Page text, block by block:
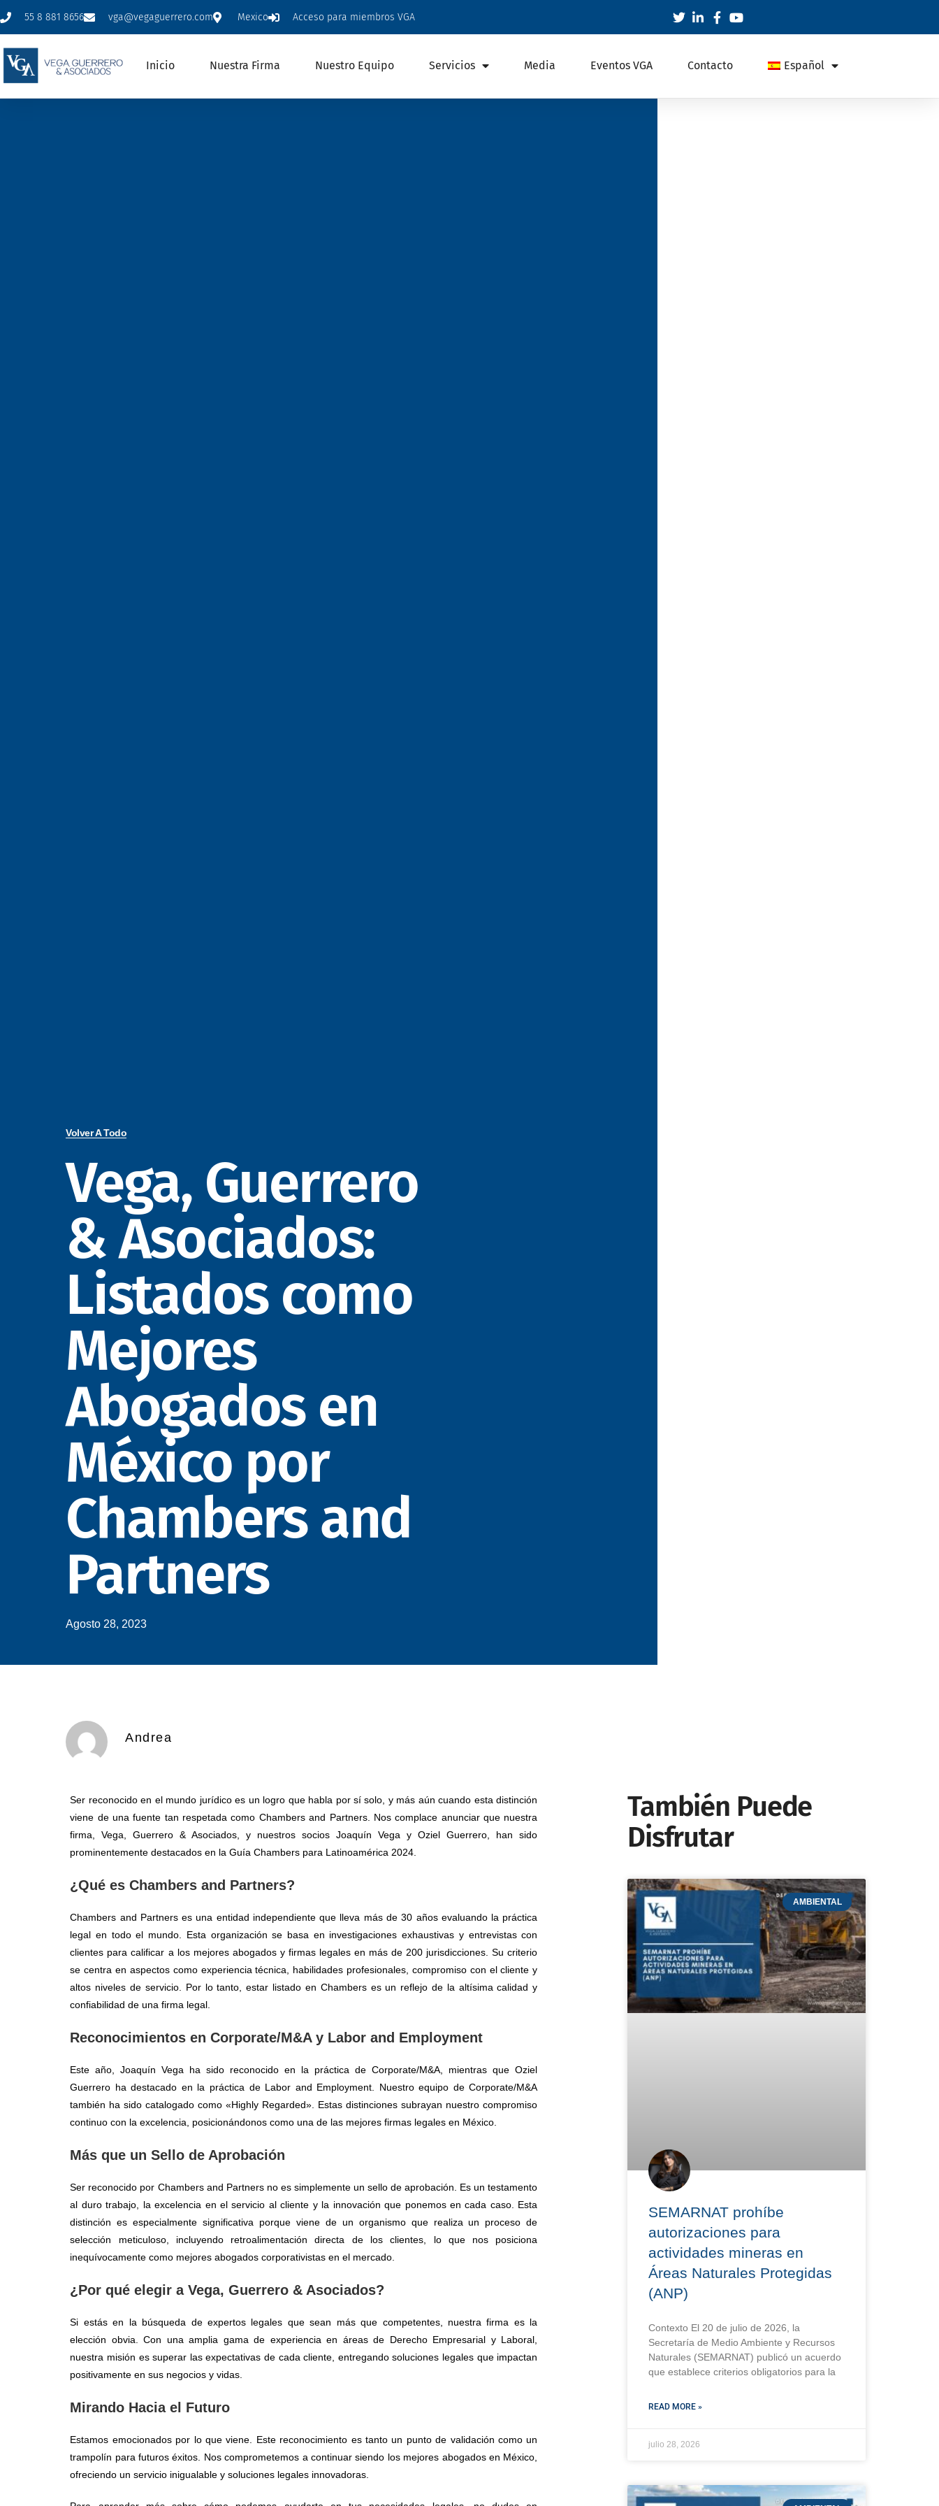
55 8 881 8656 vga@vegaguerrero.com Mexico Acceso para miembros VGA
Inicio Nuestra Firma Nuestro Equipo Servicios Media Eventos VGA Contacto Español
Volver A Todo
Vega, Guerrero
& Asociados:
Listados como
Mejores
Abogados en
México por
Chambers and
Partners
Agosto 28, 2023
Andrea
Ser reconocido en el mundo jurídico es un logro que habla por sí solo, y más aún cuando esta distinción
viene de una fuente tan respetada como Chambers and Partners. Nos complace anunciar que nuestra
firma, Vega, Guerrero & Asociados, y nuestros socios Joaquín Vega y Oziel Guerrero, han sido
prominentemente destacados en la Guía Chambers para Latinoamérica 2024.
¿Qué es Chambers and Partners?
Chambers and Partners es una entidad independiente que lleva más de 30 años evaluando la práctica
legal en todo el mundo. Esta organización se basa en investigaciones exhaustivas y entrevistas con
clientes para calificar a los mejores abogados y firmas legales en más de 200 jurisdicciones. Su criterio
se centra en aspectos como experiencia técnica, habilidades profesionales, compromiso con el cliente y
altos niveles de servicio. Por lo tanto, estar listado en Chambers es un reflejo de la altísima calidad y
confiabilidad de una firma legal.
Reconocimientos en Corporate/M&A y Labor and Employment
Este año, Joaquín Vega ha sido reconocido en la práctica de Corporate/M&A, mientras que Oziel
Guerrero ha destacado en la práctica de Labor and Employment. Nuestro equipo de Corporate/M&A
también ha sido catalogado como «Highly Regarded». Estas distinciones subrayan nuestro compromiso
continuo con la excelencia, posicionándonos como una de las mejores firmas legales en México.
Más que un Sello de Aprobación
Ser reconocido por Chambers and Partners no es simplemente un sello de aprobación. Es un testamento
al duro trabajo, la excelencia en el servicio al cliente y la innovación que ponemos en cada caso. Esta
distinción es especialmente significativa porque viene de un organismo que realiza un proceso de
selección meticuloso, incluyendo retroalimentación directa de los clientes, lo que nos posiciona
inequívocamente como mejores abogados corporativistas en el mercado.
¿Por qué elegir a Vega, Guerrero & Asociados?
Si estás en la búsqueda de expertos legales que sean más que competentes, nuestra firma es la
elección obvia. Con una amplia gama de experiencia en áreas de Derecho Empresarial y Laboral,
nuestra misión es superar las expectativas de cada cliente, entregando soluciones legales que impactan
positivamente en sus negocios y vidas.
Mirando Hacia el Futuro
Estamos emocionados por lo que viene. Este reconocimiento es tanto un punto de validación como un
trampolín para futuros éxitos. Nos comprometemos a continuar siendo los mejores abogados en México,
ofreciendo un servicio inigualable y soluciones legales innovadoras.
También Puede
Disfrutar
AMBIENTAL
SEMARNAT prohíbe
autorizaciones para
actividades mineras en
Áreas Naturales Protegidas
(ANP)
Contexto El 20 de julio de 2026, la
Secretaría de Medio Ambiente y Recursos
Naturales (SEMARNAT) publicó un acuerdo
que establece criterios obligatorios para la
READ MORE »
julio 28, 2026